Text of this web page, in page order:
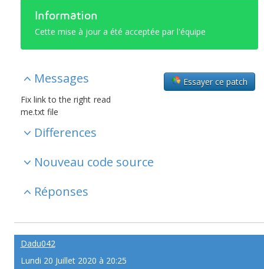
Information
Cette mise à jour a été acceptée par l'équipe
Essayer ce patch
Messages
Fix link to the right read
me.txt file
Differences
Nouveau code source
Réponses
Dadu042
Lundi 20 Juillet 2020 à 20:25